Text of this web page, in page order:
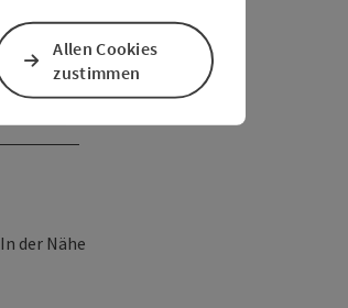
In der Nähe
Allen Cookies
zustimmen